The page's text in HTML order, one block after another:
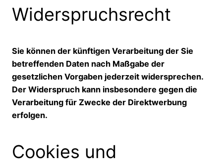
Widerspruchsrecht
Sie können der künftigen Verarbeitung der Sie
betreffenden Daten nach Maßgabe der
gesetzlichen Vorgaben jederzeit widersprechen.
Der Widerspruch kann insbesondere gegen die
Verarbeitung für Zwecke der Direktwerbung
erfolgen.
Cookies und